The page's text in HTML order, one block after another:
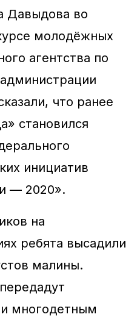
Давыдова во
молодёжных
агентства по
что ранее
становился
инициатив
— 2020».
на
ребята высадили
малины.
многодетным